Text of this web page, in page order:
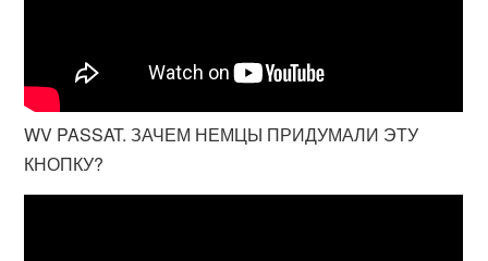
WV PASSAT. ЗАЧЕМ НЕМЦЫ ПРИДУМАЛИ ЭТУ
КНОПКУ?